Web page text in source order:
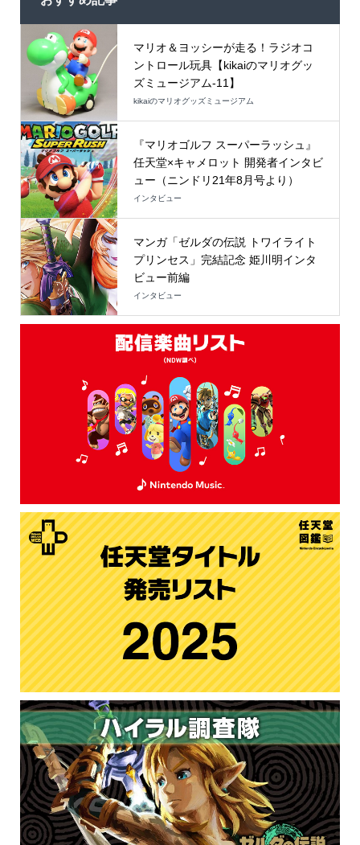
マリオ＆ヨッシーが走る！ラジオコ
ントロール玩具【kikaiのマリオグッ
ズミュージアム-11】
kikaiのマリオグッズミュージアム
『マリオゴルフ スーパーラッシュ』
任天堂×キャメロット 開発者インタビ
ュー（ニンドリ21年8月号より）
インタビュー
マンガ「ゼルダの伝説 トワイライト
プリンセス」完結記念 姫川明インタ
ビュー前編
インタビュー